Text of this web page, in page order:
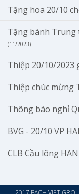
Tặng hoa 20/10
Tặng bánh Trung
(11/2023)
Thiệp 20/10/2023
Thiệp chúc mừng
Thông báo nghỉ
BVG - 20/10 VP
CLB Cầu lông